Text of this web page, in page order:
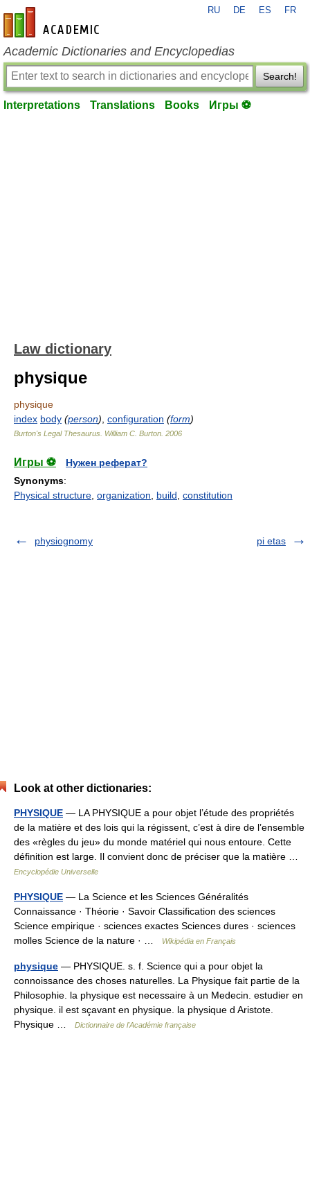
en-academic.com
RU DE ES FR
Academic Dictionaries and Encyclopedias
Search!
Interpretations Translations Books Игры ⚽
Law dictionary
physique
physique
index body (person) configuration (form)
Burton's Legal Thesaurus. William C. Burton 2006
Игры ⚽
Нужен реферат?
Synonyms:
Physical structure organization build constitution
physiognomy pi etas
Look at other dictionaries:
PHYSIQUE — LA PHYSIQUE a pour objet l’étude des propriétés
de la matière et des lois qui la régissent, c’est à dire de l’ensemble
des «règles du jeu» du monde matériel qui nous entoure. Cette
définition est large. Il convient donc de préciser que la matière …
Encyclopédie Universelle
PHYSIQUE — La Science et les Sciences Généralités
Connaissance · Théorie · Savoir Classification des sciences
Science empirique · sciences exactes Sciences dures · sciences
molles Science de la nature · …
Wikipédia en Français
physique — PHYSIQUE. s. f. Science qui a pour objet la
connoissance des choses naturelles. La Physique fait partie de la
Philosophie. la physique est necessaire à un Medecin. estudier en
physique. il est sçavant en physique. la physique d Aristote.
Physique …
Dictionnaire de l'Académie française